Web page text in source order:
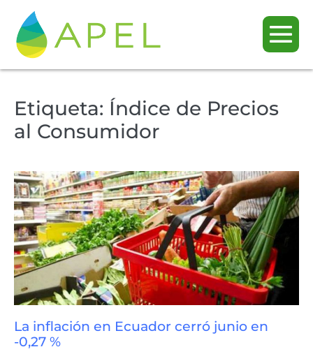
Etiqueta: Índice de Precios
al Consumidor
La inflación en Ecuador cerró junio en
-0,27 %